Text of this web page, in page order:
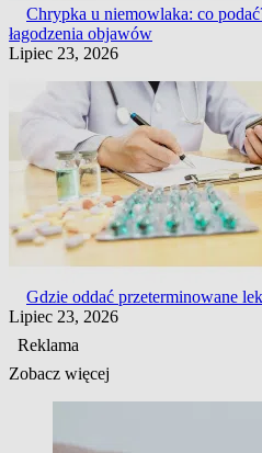
Chrypka u niemowlaka: co
łagodzenia objawów
Lipiec 23, 2026
Gdzie oddać przeterminowane
Lipiec 23, 2026
Reklama
Zobacz więcej